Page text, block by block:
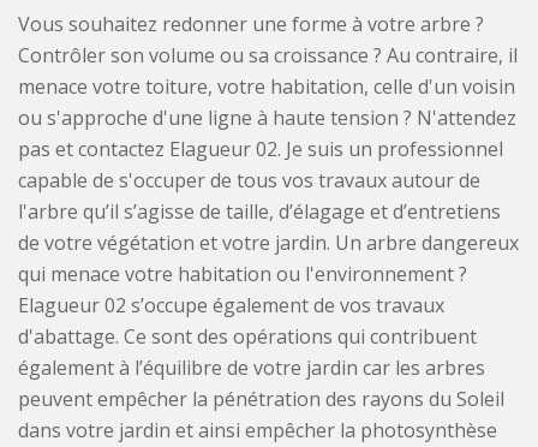
Vous souhaitez redonner une forme à votre arbre ?
Contrôler son volume ou sa croissance ? Au contraire, il
menace votre toiture, votre habitation, celle d'un voisin
ou s'approche d'une ligne à haute tension ? N'attendez
pas et contactez Elagueur 02. Je suis un professionnel
capable de s'occuper de tous vos travaux autour de
l'arbre qu’il s’agisse de taille, d’élagage et d’entretiens
de votre végétation et votre jardin. Un arbre dangereux
qui menace votre habitation ou l'environnement ?
Elagueur 02 s’occupe également de vos travaux
d'abattage. Ce sont des opérations qui contribuent
également à l’équilibre de votre jardin car les arbres
peuvent empêcher la pénétration des rayons du Soleil
dans votre jardin et ainsi empêcher la photosynthèse